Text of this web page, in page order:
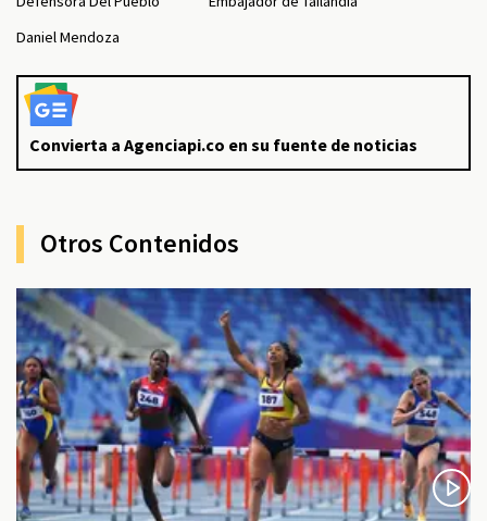
Daniel Mendoza
Convierta a Agenciapi.co en su fuente de noticias
Otros Contenidos